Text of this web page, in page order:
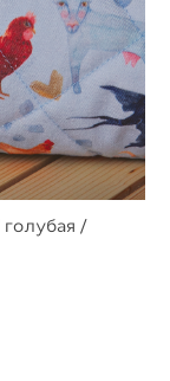
/